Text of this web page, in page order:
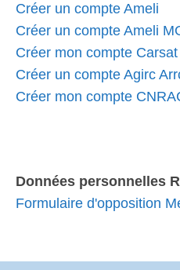
Créer un compte Ameli
Créer un compte Ameli
Créer mon compte Carsat
Créer un compte Agirc
Créer mon compte
Données personnelles
Formulaire d'opposition